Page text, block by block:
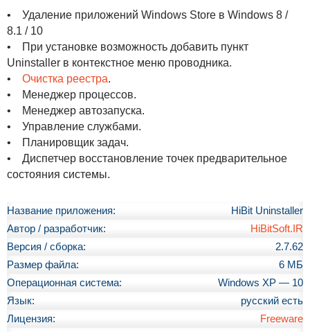
• Удаление приложений Windows Store в Windows 8 /
8.1 / 10
• При установке возможность добавить пункт
Uninstaller в контекстное меню проводника.
• Очистка реестра.
• Менеджер процессов.
• Менеджер автозапуска.
• Управление службами.
• Планировщик задач.
• Диспетчер восстановление точек предварительное
состояния системы.
Название приложения:
HiBit Uninstaller
Автор / разработчик:
HiBitSoft.IR
Версия / сборка:
2.7.62
Размер файла:
6 МБ
Операционная система:
Windows XP — 10
Язык:
русский есть
Лицензия:
Freeware